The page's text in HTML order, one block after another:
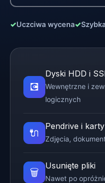
✓Uczciwa wycena✓
💽
Dyski HDD i
Wewnętrzne i
logicznych
🔌
Pendrive i
Zdjęcia,
🗑️
Usunięte pliki
Nawet po